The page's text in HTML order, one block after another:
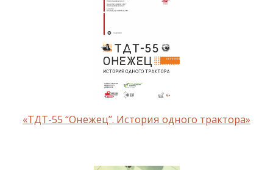
«ТДТ-55 “Онежец”. История одного трактора»